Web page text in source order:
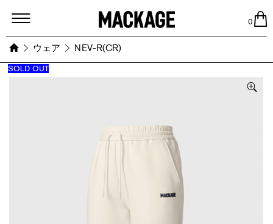
MACKAGE
0
ウェア NEV-R(CR)
SOLD OUT